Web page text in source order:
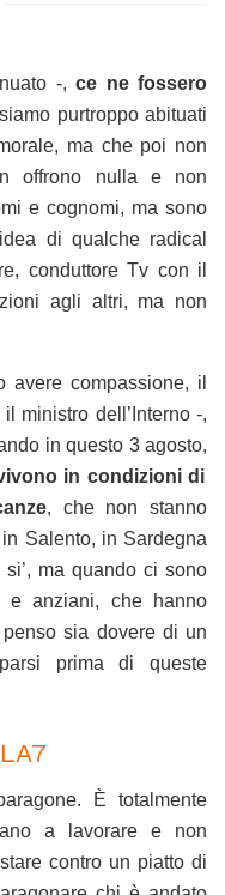
-,ce ne fossero
purtroppo abituati
ma che poi non
offrono nulla e non
e cognomi, ma sono
di qualche radical
conduttore Tv con il
agli altri, ma non
avere compassione, il
ministro dell’Interno -,
in questo 3 agosto,
in condizioni di
, che non stanno
Salento, in Sardegna
ma quando ci sono
e anziani, che hanno
sia dovere di un
prima di queste
È totalmente
a lavorare e non
contro un piatto di